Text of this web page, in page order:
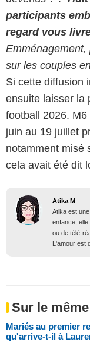
participants
regard vous
sur les couples
Si cette diffusion
ensuite laisser la
football 2026.
juin au 19 juillet
notamment misé
cela avait été dit
Atika M
Atika est
enfance,
ou de télé-
L'amour est
Sur le
Mariés au premier
qu'arrive-t-il à